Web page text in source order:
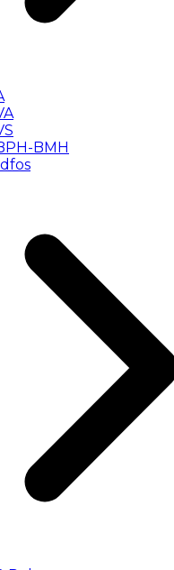
BMH